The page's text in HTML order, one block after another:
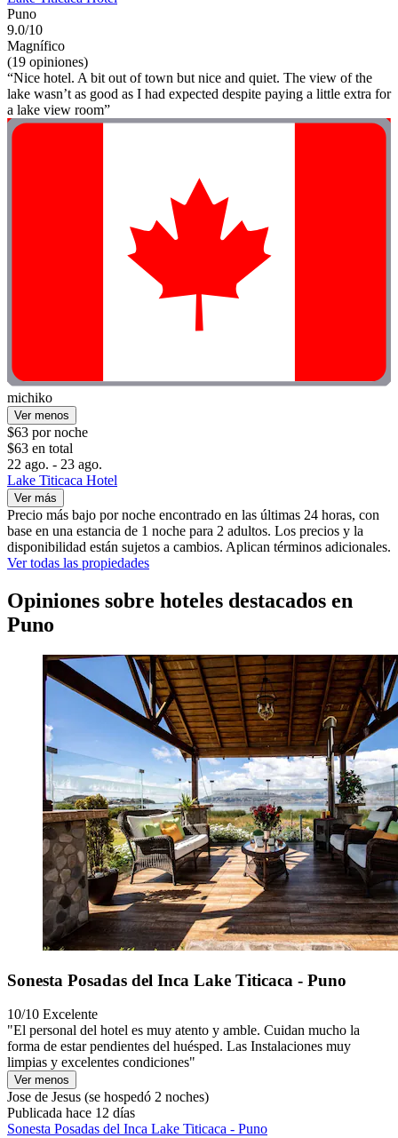
Puno
9.0/10
Magnífico
(19 opiniones)
“Nice hotel. A bit out of town but nice and quiet. The view of the
lake wasn’t as good as I had expected despite paying a little extra for
a lake view room”
michiko
Ver menos
$63 por noche
$63 en total
22 ago. - 23 ago.
Lake Titicaca Hotel
Ver más
Precio más bajo por noche encontrado en las últimas 24 horas, con
base en una estancia de 1 noche para 2 adultos. Los precios y la
disponibilidad están sujetos a cambios. Aplican términos adicionales.
Ver todas las propiedades
Opiniones sobre hoteles destacados en
Puno
Sonesta Posadas del Inca Lake Titicaca - Puno
10/10 Excelente
"El personal del hotel es muy atento y amble. Cuidan mucho la
forma de estar pendientes del huésped. Las Instalaciones muy
limpias y excelentes condiciones"
Ver menos
Jose de Jesus (se hospedó 2 noches)
Publicada hace 12 días
Sonesta Posadas del Inca Lake Titicaca - Puno